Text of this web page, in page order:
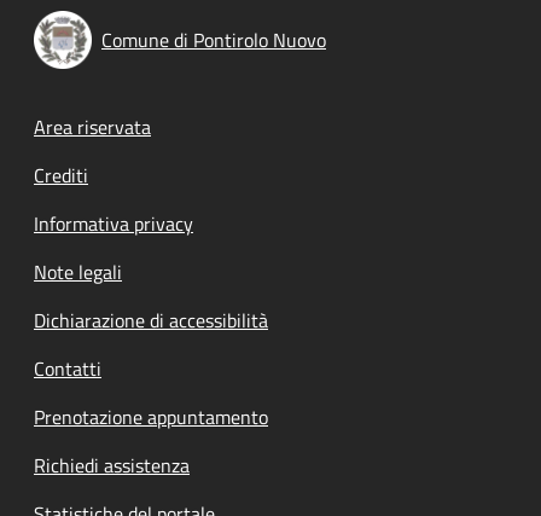
Comune di Pontirolo Nuovo
Footer menu
Area riservata
Crediti
Informativa privacy
Note legali
Dichiarazione di accessibilità
Contatti
Prenotazione appuntamento
Richiedi assistenza